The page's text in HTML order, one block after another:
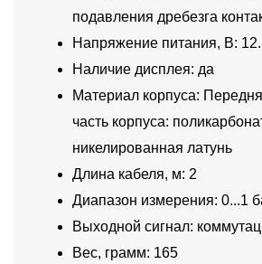
подавления дребезга
Напряжение питания, В:
Наличие дисплея: да
Материал корпуса:
часть корпуса:
никелированная латунь
Длина кабеля, м: 2
Диапазон измерения: 0...1
Выходной сигнал:
Вес, грамм: 165